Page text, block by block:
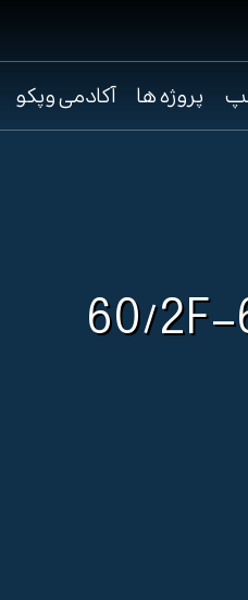
پروژه ها آکادمی وپکو
60/2F-